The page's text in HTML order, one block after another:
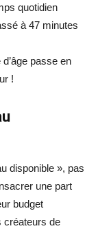
quotidien
à 47 minutes
passe en
!
disponible », pas
une part
budget
créateurs de